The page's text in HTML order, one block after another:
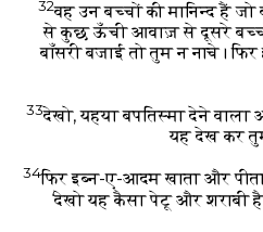
32वह उन बच्चों की मानिन्द हैं
से कुछ ऊँची आवाज़ से दूसरे
बाँसरी बजाई तो तुम न नाचे।
33देखो, यहया बपतिस्मा देने वाला
यह देख कर
34फिर इब्न-ए-आदम खाता और
‘देखो यह कैसा पेटू और